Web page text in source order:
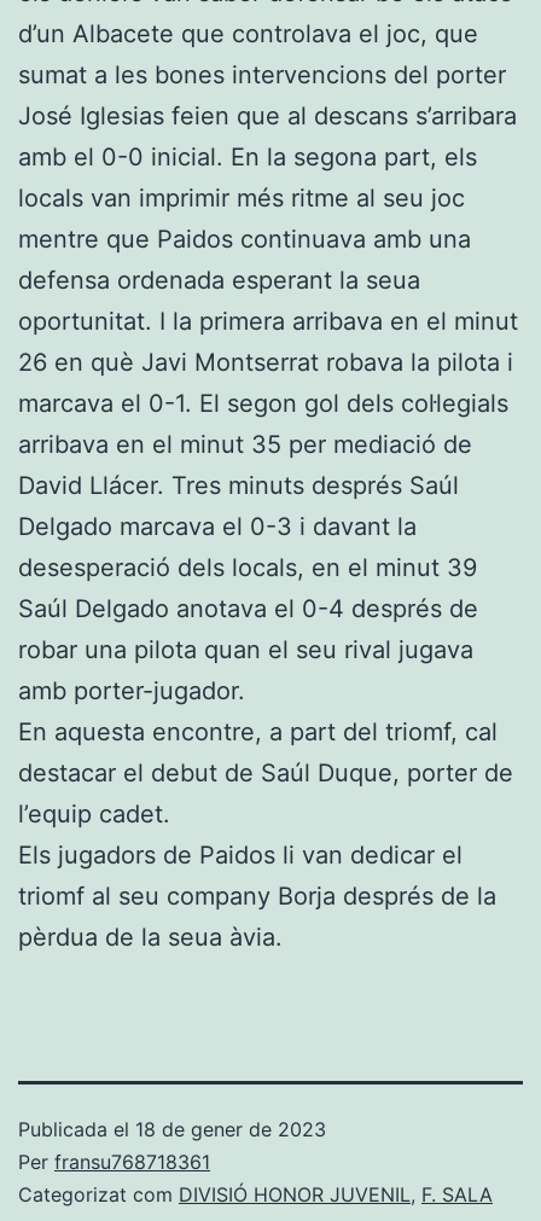
d’un Albacete que controlava el joc, que
sumat a les bones intervencions del porter
José Iglesias feien que al descans s’arribara
amb el 0-0 inicial. En la segona part, els
locals van imprimir més ritme al seu joc
mentre que Paidos continuava amb una
defensa ordenada esperant la seua
oportunitat. I la primera arribava en el minut
26 en què Javi Montserrat robava la pilota i
marcava el 0-1. El segon gol dels col·legials
arribava en el minut 35 per mediació de
David Llácer. Tres minuts després Saúl
Delgado marcava el 0-3 i davant la
desesperació dels locals, en el minut 39
Saúl Delgado anotava el 0-4 després de
robar una pilota quan el seu rival jugava
amb porter-jugador.
En aquesta encontre, a part del triomf, cal
destacar el debut de Saúl Duque, porter de
l’equip cadet.
Els jugadors de Paidos li van dedicar el
triomf al seu company Borja després de la
pèrdua de la seua àvia.
Publicada el 18 de gener de 2023
Per fransu768718361
Categorizat com DIVISIÓ HONOR JUVENIL, F. SALA